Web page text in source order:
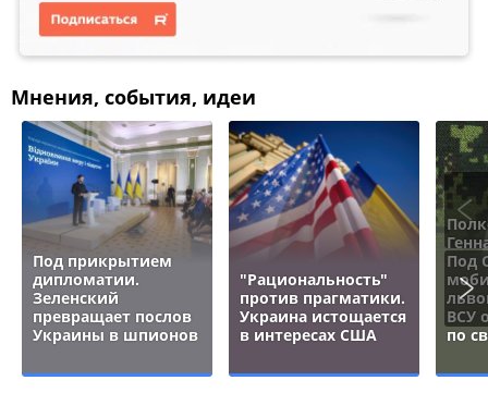
Мнения, события, идеи
Под прикрытием
дипломатии.
Зеленский
превращает послов
Украины в шпионов
"Рациональность"
против прагматики.
Украина истощается
в интересах США
Под
ВСУ
по